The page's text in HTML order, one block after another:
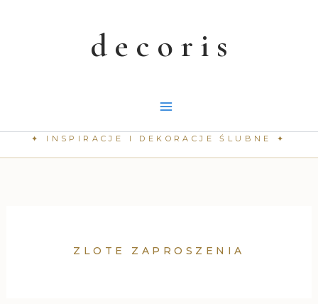
ZLOTE ZAPROSZENIA